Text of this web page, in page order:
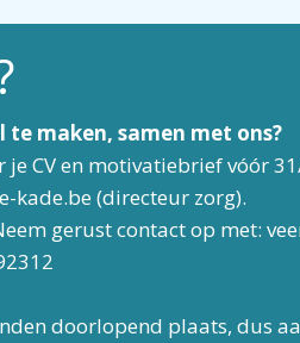
te maken, samen met ons?
je CV en motivatiebrief vóór
kade.be (directeur zorg).
gerust contact op met:
doorlopend plaats, dus